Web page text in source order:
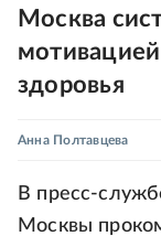
Москва
здоровья
Анна Полтавцева
В пресс-
Москвы